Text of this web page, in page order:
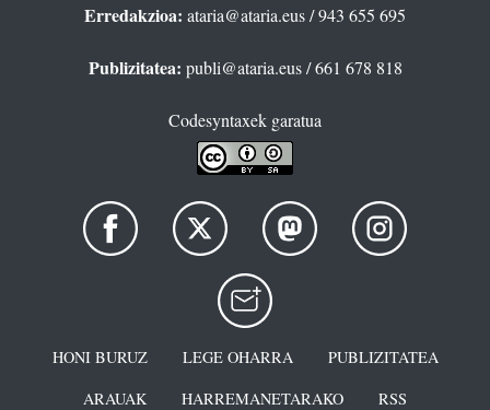
Erredakzioa: ataria@ataria.eus/ 943 655 695
Publizitatea: publi@ataria.eus/ 661 678 818
Codesyntaxek garatua
HONI BURUZ LEGE OHARRA
PUBLIZITATEA
ARAUAK
HARREMANETARAKO RSS